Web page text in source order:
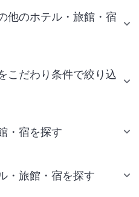
他のホテル・旅館・宿
こだわり条件で絞り込
・宿を探す
・旅館・宿を探す